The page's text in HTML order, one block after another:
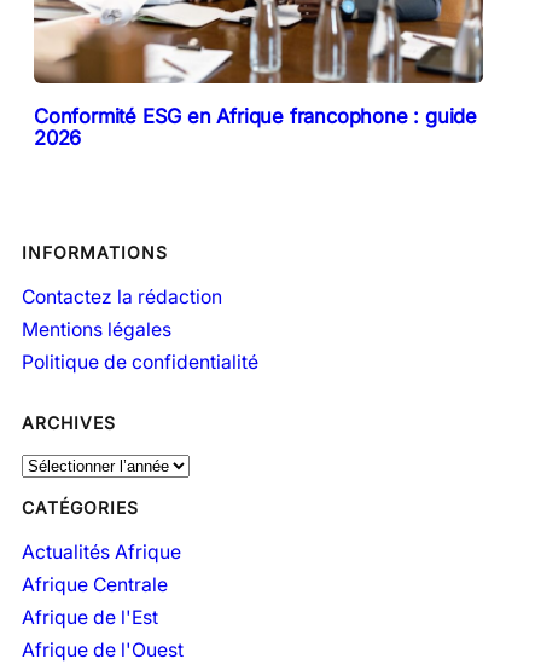
Conformité ESG en Afrique francophone : guide
2026
INFORMATIONS
Contactez la rédaction
Mentions légales
Politique de confidentialité
ARCHIVES
A
c
h
v
CATÉGORIES
Actualités Afrique
Afrique Centrale
Afrique de l'Est
Afrique de l'Ouest